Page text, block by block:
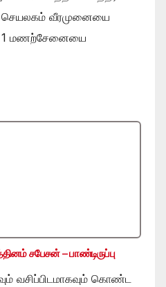
செயலகம் வீரமுனையை
1 மணற்சேனையை
சபேசன் – பாண்டிருப்பு
வசிப்பிடமாகவும் கொண்ட